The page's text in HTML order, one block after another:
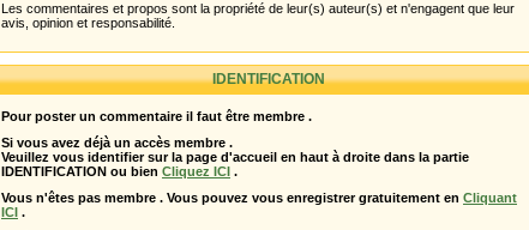
Les commentaires et propos sont la propriété de leur(s) auteur(s) et n'engagent que leur
avis, opinion et responsabilité.
IDENTIFICATION
Pour poster un commentaire il faut être membre .
Si vous avez déjà un accès membre .
Veuillez vous identifier sur la page d'accueil en haut à droite dans la partie
IDENTIFICATION ou bien Cliquez ICI .
Vous n'êtes pas membre . Vous pouvez vous enregistrer gratuitement en Cliquant
ICI .